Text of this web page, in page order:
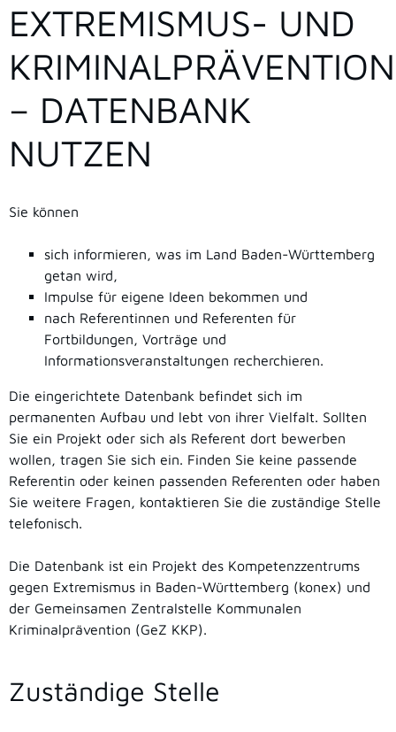
EXTREMISMUS- UND
KRIMINALPRÄVENTION
– DATENBANK
NUTZEN
Sie können
sich informieren, was im Land Baden-Württemberg
getan wird,
Impulse für eigene Ideen bekommen und
nach Referentinnen und Referenten für
Fortbildungen, Vorträge und
Informationsveranstaltungen recherchieren.
Die eingerichtete Datenbank befindet sich im
permanenten Aufbau und lebt von ihrer Vielfalt. Sollten
Sie ein Projekt oder sich als Referent dort bewerben
wollen, tragen Sie sich ein. Finden Sie keine passende
Referentin oder keinen passenden Referenten oder haben
Sie weitere Fragen, kontaktieren Sie die zuständige Stelle
telefonisch.
Die Datenbank ist ein Projekt des Kompetenzzentrums
gegen Extremismus in Baden-Württemberg (konex) und
der Gemeinsamen Zentralstelle Kommunalen
Kriminalprävention (GeZ KKP).
Zuständige Stelle